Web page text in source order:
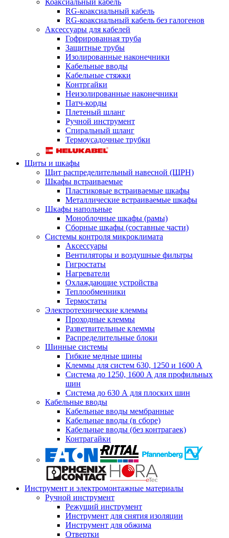
Коаксиальный кабель
RG-коаксиальный кабель
RG-коаксиальный кабель без галогенов
Аксессуары для кабелей
Гофрированная труба
Защитные трубы
Изолированные наконечники
Кабельные вводы
Кабельные стяжки
Контргайки
Неизолированные наконечники
Патч-корды
Плетеный шланг
Ручной инструмент
Спиральный шланг
Термоусадочные трубки
Щиты и шкафы
Щит распределительный навесной (ЩРН)
Шкафы встраиваемые
Пластиковые встраиваемые шкафы
Металлические встраиваемые шкафы
Шкафы напольные
Моноблочные шкафы (рамы)
Сборные шкафы (составные части)
Системы контроля микроклимата
Аксессуары
Вентиляторы и воздушные фильтры
Гигростаты
Нагреватели
Охлаждающие устройства
Теплообменники
Термостаты
Электротехнические клеммы
Проходные клеммы
Разветвительные клеммы
Распределительные блоки
Шинные системы
Гибкие медные шины
Клеммы для систем 630, 1250 и 1600 А
Система до 1250, 1600 А для профильных
шин
Система до 630 А для плоских шин
Кабельные вводы
Кабельные вводы мембранные
Кабельные вводы (в сборе)
Кабельные вводы (без контрагаек)
Контрагайки
Инструмент и электромонтажные материалы
Ручной инструмент
Режущий инструмент
Инструмент для снятия изоляции
Инструмент для обжима
Отвертки